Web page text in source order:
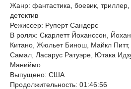
Жанр: фантастика, боевик,
детектив
Режиссер: Руперт Сандерс
В ролях: Скарлетт Йоханссон,
Китано, Жюльет Бинош, Майкл
Самал, Ласарус Ратуэре, Ютака
Маниймо
Выпущено: США
Продолжительность: 01:46:56